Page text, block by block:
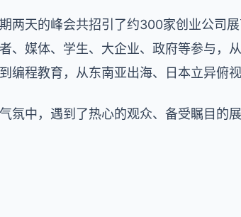
两天的峰会共招引了约300家创业公司
、媒体、学生、大企业、政府等参与，
编程教育，从东南亚出海、日本立异俯
氛中，遇到了热心的观众、备受瞩目的